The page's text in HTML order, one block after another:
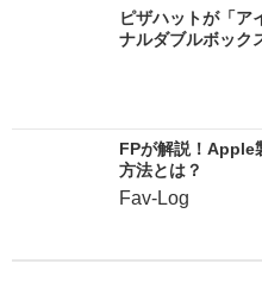
ピザハットが「
ナルダブルボック
FPが解説！Apple
方法とは？
Fav-Log